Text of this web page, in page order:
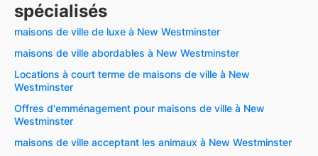
spécialisés
maisons de ville de luxe à New Westminster
maisons de ville abordables à New Westminster
Locations à court terme de maisons de ville à New
Westminster
Offres d'emménagement pour maisons de ville à New
Westminster
maisons de ville acceptant les animaux à New Westminster